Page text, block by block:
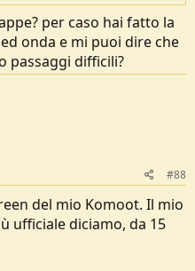
dare per scontato di trovare
cosa che ho
sempre trovato,
prenotato solo 4 rifugi, gli
per caso hai fatto la
onda e mi puoi dire che
passaggi difficili?
#88
del mio Komoot. Il mio
ufficiale diciamo, da 15